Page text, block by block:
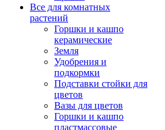
Все для комнатных
растений
Горшки и кашпо
керамические
Земля
Удобрения и
подкормки
Подставки стойки для
цветов
Вазы для цветов
Горшки и кашпо
пластмассовые